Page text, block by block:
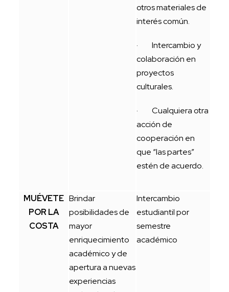
otros materiales de
interés común.
· Intercambio y
colaboración en
proyectos
culturales.
· Cualquiera otra
acción de
cooperación en
que “las partes”
estén de acuerdo.
MUÉVETE
POR LA
COSTA
Brindar
posibilidades de
mayor
enriquecimiento
académico y de
apertura a nuevas
experiencias
Intercambio
estudiantil por
semestre
académico